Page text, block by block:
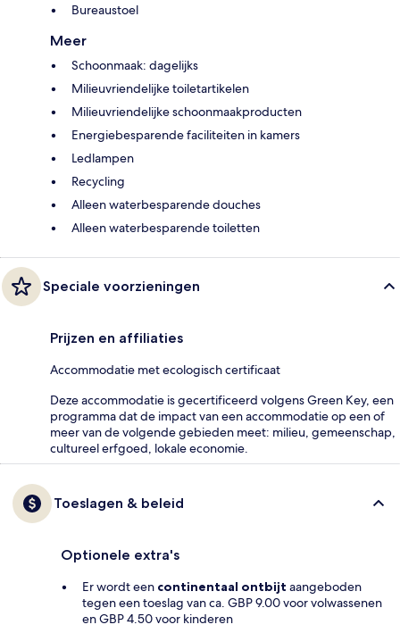
Bureaustoel
Meer
Schoonmaak: dagelijks
Milieuvriendelijke toiletartikelen
Milieuvriendelijke schoonmaakproducten
Energiebesparende faciliteiten in kamers
Ledlampen
Recycling
Alleen waterbesparende douches
Alleen waterbesparende toiletten
Speciale voorzieningen
Prijzen en affiliaties
Accommodatie met ecologisch certificaat
Deze accommodatie is gecertificeerd volgens Green Key, een
programma dat de impact van een accommodatie op een of
meer van de volgende gebieden meet: milieu, gemeenschap,
cultureel erfgoed, lokale economie.
Toeslagen & beleid
Optionele extra's
Er wordt een continentaal ontbijt aangeboden
tegen een toeslag van ca. GBP 9.00 voor volwassenen
en GBP 4.50 voor kinderen